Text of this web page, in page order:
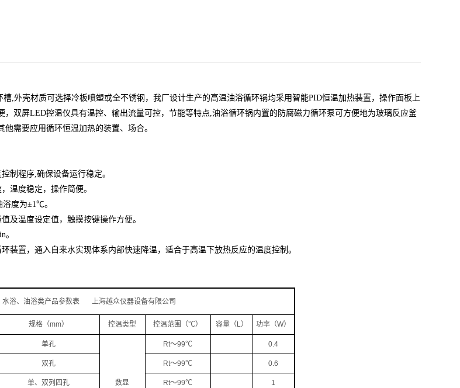
槽,外壳材质可选择冷板喷塑或全不锈钢，我厂设计生产的高温油浴循环锅均采用智能PID恒温加热装置，操作面板上
，双屏LED控温仪具有温控、输出流量可控，节能等特点,油浴循环锅内置的防腐磁力循环泵可方便地为玻璃反应釜
需要应用循环恒温加热的装置、场合。
制程序,确保设备运行稳定。
温度稳定，操作简便。
度为±1℃。
及温度设定值，触摸按键操作方便。
。
装置，通入自来水实现体系内部快速降温，适合于高温下放热反应的温度控制。
数表 上海越众仪器设备有限公司
规格（mm） 控温类型 控温范围（℃） 容量（L） 功率（W）
单孔
数显
Rt～99℃ 0.4
双孔 Rt～99℃ 0.6
单、双列四孔 Rt～99℃ 1